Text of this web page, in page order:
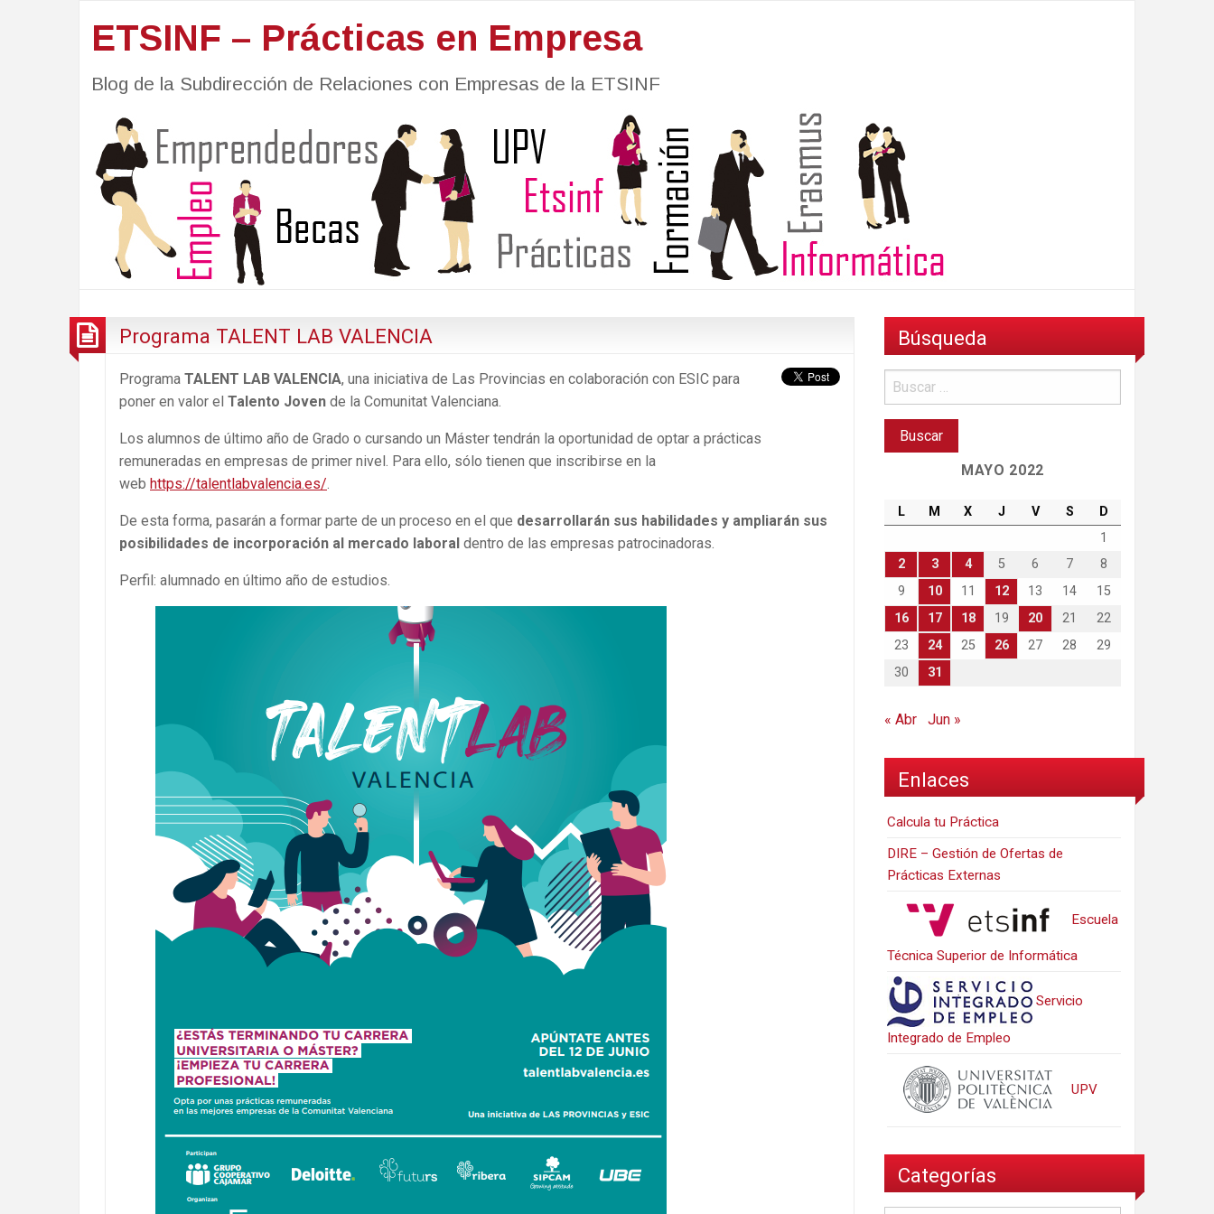
ETSINF – Prácticas en Empresa
Blog de la Subdirección de Relaciones con Empresas de la ETSINF
Programa TALENT LAB VALENCIA
Programa TALENT LAB VALENCIA, una iniciativa de Las Provincias en colaboración con ESIC para
poner en valor el Talento Joven de la Comunitat Valenciana.
Los alumnos de último año de Grado o cursando un Máster tendrán la oportunidad de optar a prácticas
remuneradas en empresas de primer nivel. Para ello, sólo tienen que inscribirse en la
web https://talentlabvalencia.es/
De esta forma, pasarán a formar parte de un proceso en el que desarrollarán sus habilidades y ampliarán sus
posibilidades de incorporación al mercado laboral dentro de las empresas patrocinadoras.
Perfil: alumnado en último año de estudios.
Búsqueda
MAYO 2022
L M X J V S
D
1
2
3 4 5 6 7
8
9
10 11 12 13 14
15
16
17 18 19 20 21
22
23
24 25 26 27 28
29
30
31
« Abr Jun »
Enlaces
Calcula tu Práctica
DIRE – Gestión de Ofertas de
Prácticas Externas
Escuela
Técnica Superior de Informática
Servicio
Integrado de Empleo
UPV
Categorías